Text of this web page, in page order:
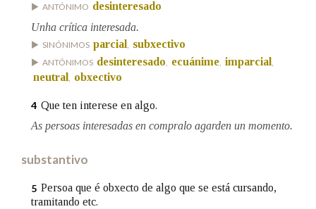
Nos exemplos
Na fraseoloxía
ANTÓNIMO desinteresado
Unha crítica interesada.
SINÓNIMOS parcial, subxectivo
ANTÓNIMOS desinteresado, ecuánime, imparcial,
neutral, obxectivo
4 Que ten interese en algo.
As persoas interesadas en compralo agarden un momento.
substantivo
5 Persoa que é obxecto de algo que se está cursando,
tramitando etc.